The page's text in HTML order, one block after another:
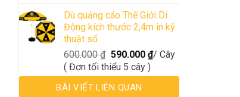
Dù quảng cáo Thế Giới Di
Động kích thước 2,4m in kỹ
thuật số
600.000₫ 590.000 ₫/ Cây
( Đơn tối thiểu 5 cây )
BÀI VIẾT LIÊN QUAN